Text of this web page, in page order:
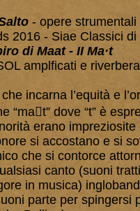
- opere
2016 - Siae Classici di
di Maat - II Ma·t
amplficati e
incarna l’equità e
“mat” dove “t” è
erano
si accostano e si
che si contorce
canto (suoni
in musica)
parte per spingersi